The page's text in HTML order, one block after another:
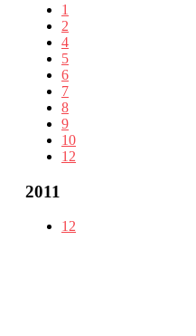
1
2
4
5
6
7
8
9
10
12
2011
12